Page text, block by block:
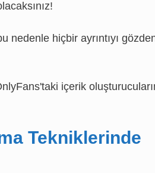
nedenle hiçbir ayrıntıyı
içerik
Tekniklerinde